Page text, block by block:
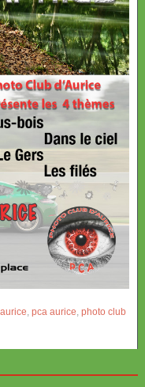
, pca aurice, photo club